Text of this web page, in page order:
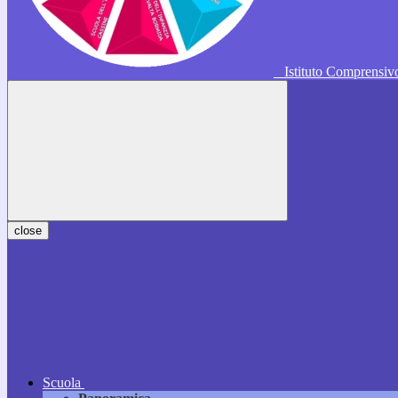
Istituto
close
Scuola